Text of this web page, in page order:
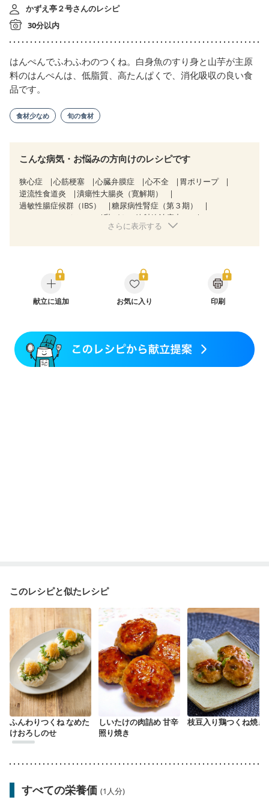
かずえ亭２号さんのレシピ
30分以内
はんぺんでふわふわのつくね。白身魚のすり身と山芋が主原
料のはんぺんは、低脂質、高たんぱくで、消化吸収の良い食
品です。
食材少なめ 旬の食材
こんな病気・お悩みの方向けのレシピです
狭心症 心筋梗塞 心臓弁膜症 心不全
胃ポリープ
逆流性食道炎
潰瘍性大腸炎（寛解期）
過敏性腸症候群（IBS）
糖尿病性腎症（第３期）
CKD（ステージ３a）
乳がん（放射線治療中）
胃がん（抗がん剤治療中）
飲み込みにくい
味の感じ方が変わった
消化不良
骨折
関節リウマチ
フレイル（年齢に合わせた体作り）
さらに表示する
献立に追加 お気に入り 印刷
このレシピと似たレシピ
ふんわりつくね なめた
けおろしのせ
しいたけの肉詰め 甘辛
照り焼き
枝豆入り鶏つくね焼き
すべての栄養価 (1人分)